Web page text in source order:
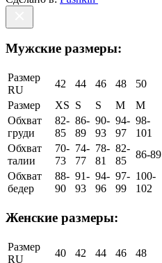
Мужские размеры:
Размер
RU
42 44 46 48 50
Размер
XS S S M M
Обхват
груди
82-
85
86-
89
90-
93
94-
97
98-
101
Обхват
талии
70-
73
74-
77
78-
81
82-
85
86-89
Обхват
бедер
88-
90
91-
93
94-
96
97-
99
100-
102
Женские размеры:
Размер
RU
40 42 44 46 48